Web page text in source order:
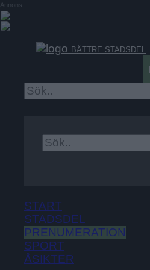
Annons:
BÄTTRE STADSDEL
START
STADSDEL
PRENUMERATION
SPORT
ÅSIKTER